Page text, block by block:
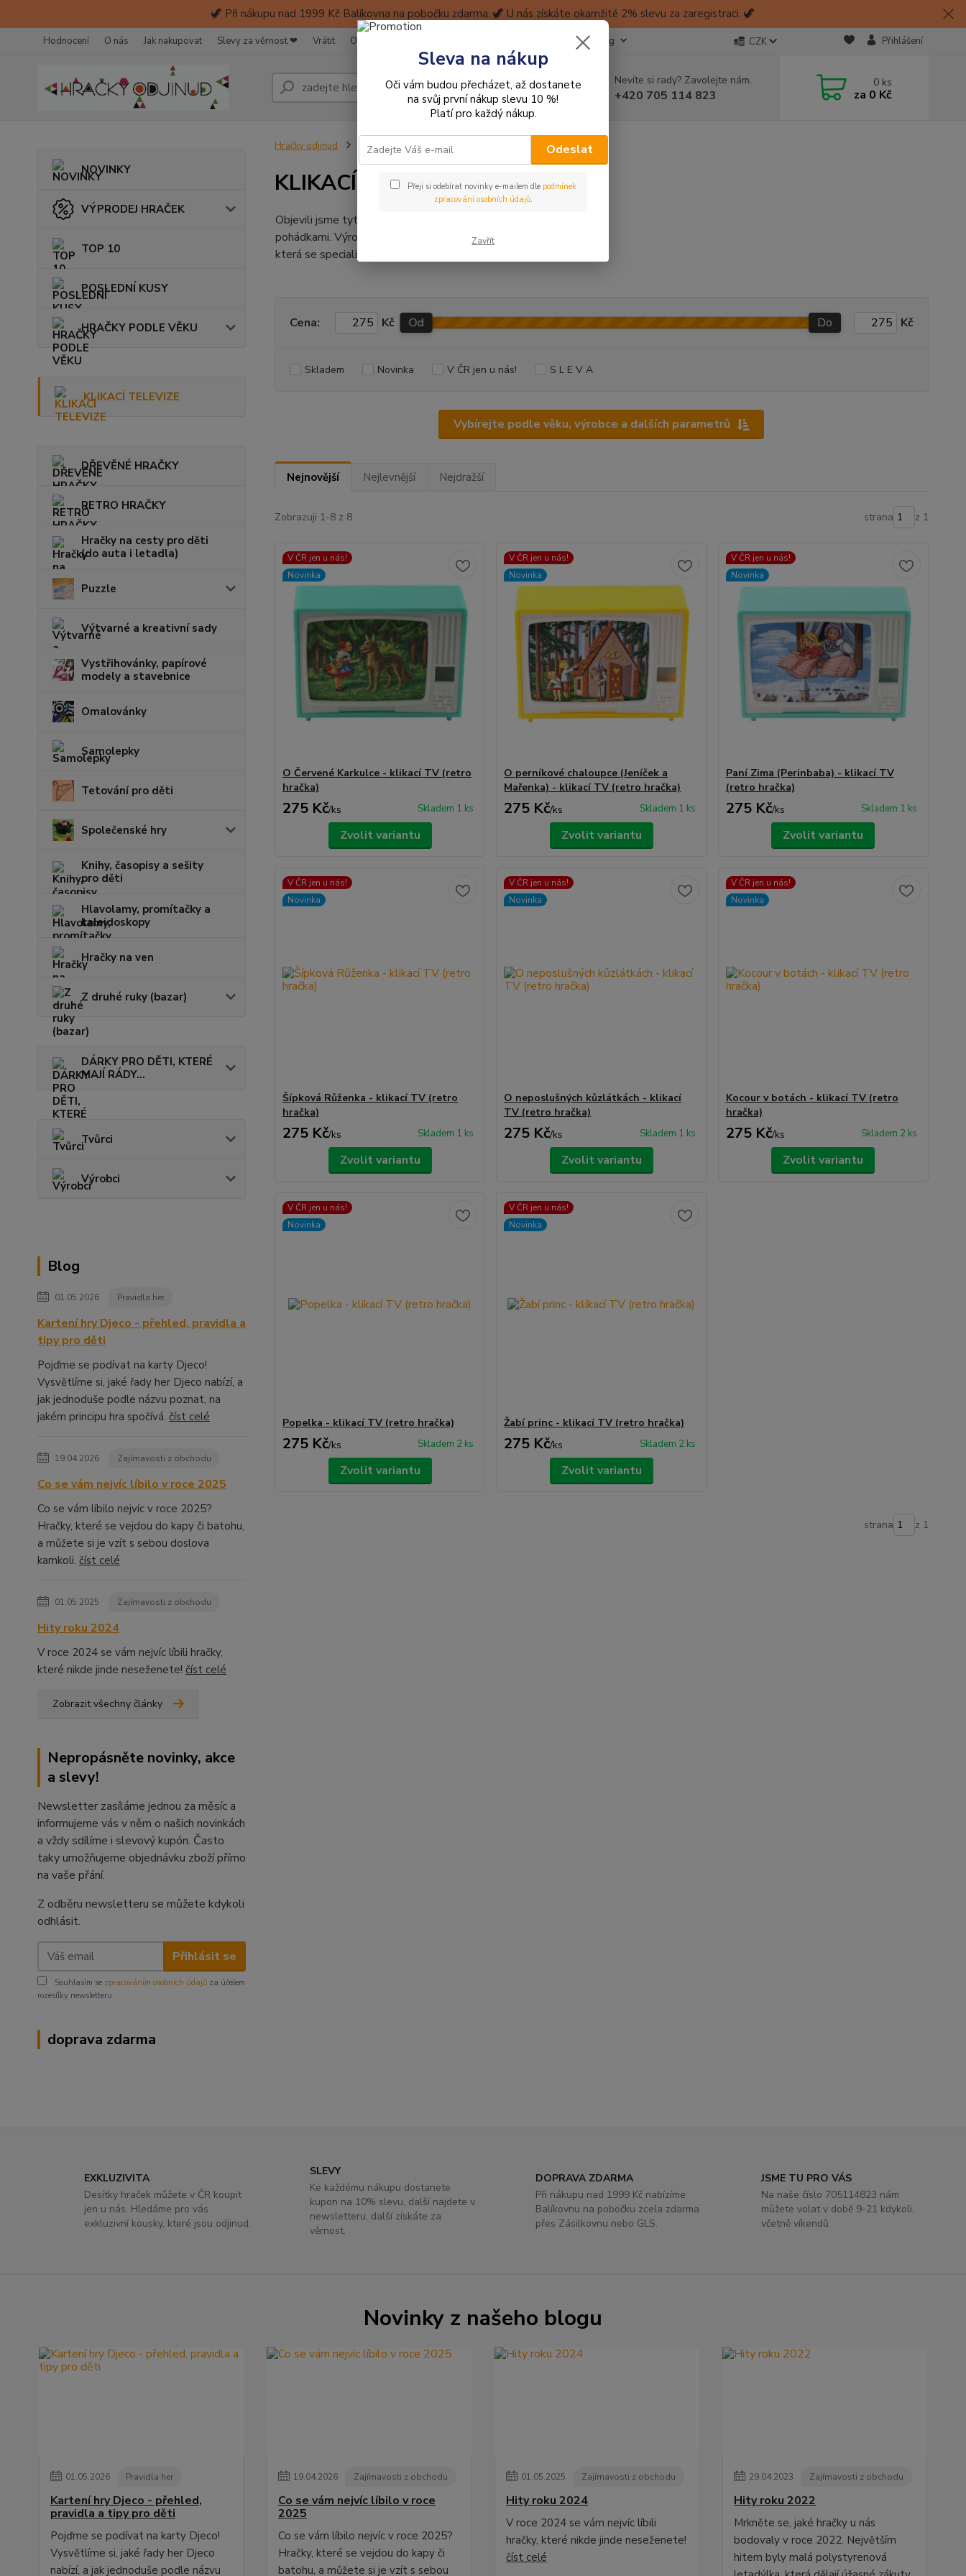
🦖 Při nákupu nad 1999 Kč Balíkovna na pobočku zdarma. 🦖 U nás získáte okamžitě 2% slevu za zaregistraci. 🦖
Hodnocení O nás Jak nakupovat Slevy za věrnost ❤ Vrátit Obchodní podmínky Kontakty Blog CZK Přihlášení
Hledat Nevíte si rady? Zavolejte nám.
+420 705 114 823
0 ks
za 0 Kč
NOVINKY
VÝPRODEJ HRAČEK
TOP 10
POSLEDNÍ KUSY
HRAČKY PODLE VĚKU
KLIKACÍ TELEVIZE
DŘEVĚNÉ HRAČKY
RETRO HRAČKY
Hračky na cesty pro děti
(do auta i letadla)
Puzzle
Výtvarné a kreativní sady
Vystřihovánky, papírové
modely a stavebnice
Omalovánky
Samolepky
Tetování pro děti
Společenské hry
Knihy, časopisy a sešity
pro děti
Hlavolamy, promítačky a
kaleidoskopy
Hračky na ven
Z druhé ruky (bazar)
DÁRKY PRO DĚTI, KTERÉ
MAJÍ RÁDY...
Tvůrci
Výrobci
Blog
01.05.2026 Pravidla her
Kartení hry Djeco - přehled, pravidla a
tipy pro děti
Pojďme se podívat na karty Djeco!
Vysvětlíme si, jaké řady her Djeco nabízí, a
jak jednoduše podle názvu poznat, na
jakém principu hra spočívá. číst celé
19.04.2026 Zajímavosti z obchodu
Co se vám nejvíc líbilo v roce 2025
Co se vám líbilo nejvíc v roce 2025?
Hračky, které se vejdou do kapy či batohu,
a můžete si je vzít s sebou doslova
kamkoli. číst celé
01.05.2025 Zajímavosti z obchodu
Hity roku 2024
V roce 2024 se vám nejvíc líbili hračky,
které nikde jinde neseženete! číst celé
Zobrazit všechny články
Nepropásněte novinky, akce
a slevy!
Newsletter zasíláme jednou za měsíc a
informujeme vás v něm o našich novinkách
a vždy sdílíme i slevový kupón. Často
taky umožňujeme objednávku zboží přímo
na vaše přání.
Z odběru newsletteru se můžete kdykoli
odhlásit.
Přihlásit se
Souhlasím se zpracováním osobních údajů za účelem
rozesílky newsletteru.
doprava zdarma
Hračky odjinud KLIKACÍ TELEVIZE
KLIKACÍ TELEVIZE
Objevili jsme tyto krásné retro klikací televize s
pohádkami. Výrobcem je německá firma Tribal Trade,
která se specializuje na podobné retro hračky.
Vybírejte podle věku, výrobce a dalších parametrů
Cena: Kč Od Do Kč
Skladem Novinka V ČR jen u nás! S L E V A
Nejnovější Nejlevnější Nejdražší
Zobrazuji 1-8 z 8 strana z 1
V ČR jen u nás!
Novinka
O Červené Karkulce - klikací TV (retro
hračka)
275 Kč/ks Skladem 1 ks
Zvolit variantu
V ČR jen u nás!
Novinka
O perníkové chaloupce (Jeníček a
Mařenka) - klikací TV (retro hračka)
275 Kč/ks Skladem 1 ks
Zvolit variantu
V ČR jen u nás!
Novinka
Paní Zima (Perinbaba) - klikací TV
(retro hračka)
275 Kč/ks Skladem 1 ks
Zvolit variantu
V ČR jen u nás!
Novinka
Šípková Růženka - klikací TV (retro
hračka)
275 Kč/ks Skladem 1 ks
Zvolit variantu
V ČR jen u nás!
Novinka
O neposlušných kůzlátkách - klikací
TV (retro hračka)
275 Kč/ks Skladem 1 ks
Zvolit variantu
V ČR jen u nás!
Novinka
Kocour v botách - klikací TV (retro
hračka)
275 Kč/ks Skladem 2 ks
Zvolit variantu
V ČR jen u nás!
Novinka
Popelka - klikací TV (retro hračka)
275 Kč/ks Skladem 2 ks
Zvolit variantu
V ČR jen u nás!
Novinka
Žabí princ - klikací TV (retro hračka)
275 Kč/ks Skladem 2 ks
Zvolit variantu
strana z 1
EXKLUZIVITA
Desítky hraček můžete v ČR koupit
jen u nás. Hledáme pro vás
exkluzivní kousky, které jsou odjinud.
SLEVY
Ke každému nákupu dostanete
kupon na 10% slevu, další najdete v
newsletteru, další získáte za
věrnost.
DOPRAVA ZDARMA
Při nákupu nad 1999 Kč nabízíme
Balíkovnu na pobočku zcela zdarma
přes Zásilkovnu nebo GLS.
JSME TU PRO VÁS
Na naše číslo 705114823 nám
můžete volat v době 9-21 kdykoli,
včetně víkendů.
Novinky z našeho blogu
01.05.2026 Pravidla her
Kartení hry Djeco - přehled,
pravidla a tipy pro děti
Pojďme se podívat na karty Djeco!
Vysvětlíme si, jaké řady her Djeco
nabízí, a jak jednoduše podle názvu
19.04.2026 Zajímavosti z obchodu
Co se vám nejvíc líbilo v roce
2025
Co se vám líbilo nejvíc v roce 2025?
Hračky, které se vejdou do kapy či
batohu, a můžete si je vzít s sebou
01.05.2025 Zajímavosti z obchodu
Hity roku 2024
V roce 2024 se vám nejvíc líbili
hračky, které nikde jinde neseženete!
číst celé
29.04.2023 Zajímavosti z obchodu
Hity roku 2022
Mrkněte se, jaké hračky u nás
bodovaly v roce 2022. Největším
hitem byly malá polystyrenová
Sleva na nákup
Oči vám budou přecházet, až dostanete
na svůj první nákup slevu 10 %!
Platí pro každý nákup.
Odeslat
Přeji si odebírat novinky e-mailem dle podmínek
zpracování osobních údajů.
Zavřít